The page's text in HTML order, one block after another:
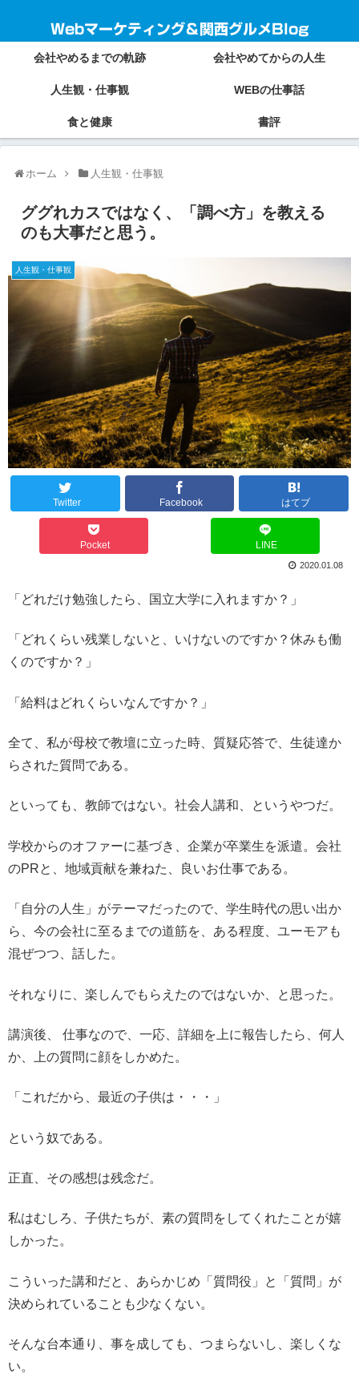
Webマーケティング＆関西グルメBlog
会社やめるまでの軌跡 会社やめてからの人生
人生観・仕事観 WEBの仕事話
食と健康 書評
ホーム 人生観・仕事観
ググれカスではなく、「調べ方」を教える
のも大事だと思う。
人生観・仕事観
Twitter Facebook はてブ
Pocket LINE
2020.01.08
「どれだけ勉強したら、国立大学に入れますか？」
「どれくらい残業しないと、いけないのですか？休みも働
くのですか？」
「給料はどれくらいなんですか？」
全て、私が母校で教壇に立った時、質疑応答で、生徒達か
らされた質問である。
といっても、教師ではない。社会人講和、というやつだ。
学校からのオファーに基づき、企業が卒業生を派遣。会社
のPRと、地域貢献を兼ねた、良いお仕事である。
「自分の人生」がテーマだったので、学生時代の思い出か
ら、今の会社に至るまでの道筋を、ある程度、ユーモアも
混ぜつつ、話した。
それなりに、楽しんでもらえたのではないか、と思った。
講演後、 仕事なので、一応、詳細を上に報告したら、何人
か、上の質問に顔をしかめた。
「これだから、最近の子供は・・・」
という奴である。
正直、その感想は残念だ。
私はむしろ、子供たちが、素の質問をしてくれたことが嬉
しかった。
こういった講和だと、あらかじめ「質問役」と「質問」が
決められていることも少なくない。
そんな台本通り、事を成しても、つまらないし、楽しくな
い。